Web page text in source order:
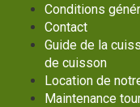
Conditions
Contact
Guide de la
de cuisson
Location de
Maintenance